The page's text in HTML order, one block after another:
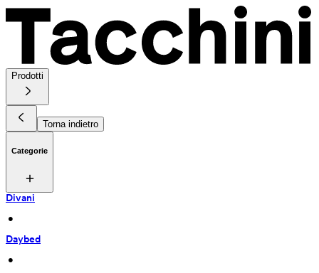
Prodotti
Torna indietro
Categorie
Divani
•
Daybed
•